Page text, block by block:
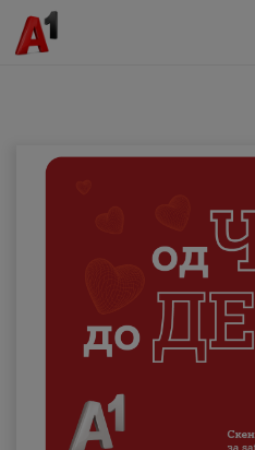
Деловни
Поддршка
Надополни кредит